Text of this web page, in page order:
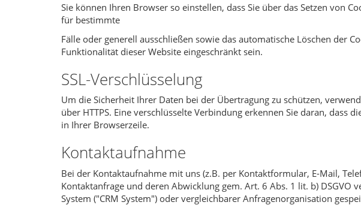
Sie können Ihren Browser so einstellen, dass Sie über das Setzen von
für bestimmte
Fälle oder generell ausschließen sowie das automatische Löschen der
Funktionalität dieser Website eingeschränkt sein.
SSL-Verschlüsselung
Um die Sicherheit Ihrer Daten bei der Übertragung zu schützen,
über HTTPS. Eine verschlüsselte Verbindung erkennen Sie daran,
in Ihrer Browserzeile.
Kontaktaufnahme
Bei der Kontaktaufnahme mit uns (z.B. per Kontaktformular, E-Mail,
Kontaktanfrage und deren Abwicklung gem. Art. 6 Abs. 1 lit. b)
System ("CRM System") oder vergleichbarer Anfragenorganisation